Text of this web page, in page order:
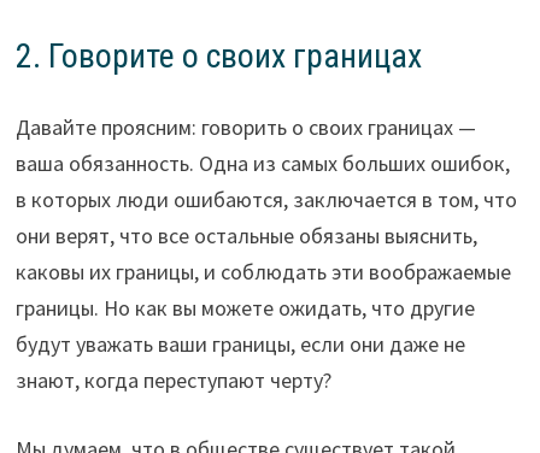
2. Говорите о своих границах
Давайте проясним: говорить о своих границах —
ваша обязанность. Одна из самых больших ошибок,
в которых люди ошибаются, заключается в том, что
они верят, что все остальные обязаны выяснить,
каковы их границы, и соблюдать эти воображаемые
границы. Но как вы можете ожидать, что другие
будут уважать ваши границы, если они даже не
знают, когда переступают черту?